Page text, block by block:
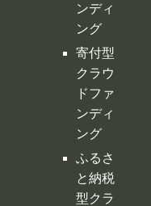
ンディ
ング
寄付型
クラウ
ドファ
ンディ
ング
ふるさ
と納税
型クラ